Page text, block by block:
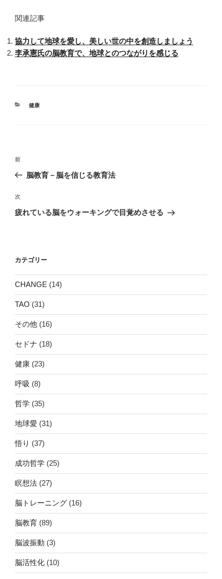
関連記事
協力して地球を愛し、美しい世の中を創造しましょう
李承憲氏の脳教育で、地球とのつながりを感じる
カ
健康
投
ビ
ゲ
ン
前
の
稿
前
脳教育－脳を信じる教育法
次
の
次
疲れている脳をウォーキングで目覚めさせる
カテゴリー
CHANGE (14)
TAO (31)
その他 (16)
セドナ (18)
健康 (23)
呼吸 (8)
哲学 (35)
地球愛 (31)
悟り (37)
成功哲学 (25)
瞑想法 (27)
脳トレーニング (16)
脳教育 (89)
脳波振動 (3)
脳活性化 (10)